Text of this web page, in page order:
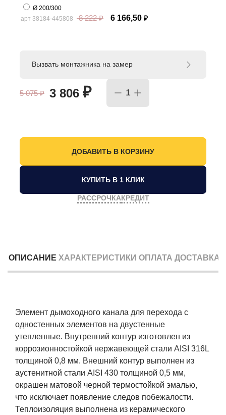
Ø 200/300
арт 38184-445808 8 222₽ 6 166,50 ₽
5 075₽ 3 806 ₽
Вызвать монтажника на замер
КУПИТЬ В 1 КЛИК
РАССРОЧКАКРЕДИТ
ОПИСАНИЕ ХАРАКТЕРИСТИКИ ОПЛАТА ДОСТАВКА
Элемент дымоходного канала для перехода с
одностенных элементов на двустенные
утепленные. Внутренний контур изготовлен из
коррозионностойкой нержавеющей стали AISI 316L
толщиной 0,8 мм. Внешний контур выполнен из
аустенитной стали AISI 430 толщиной 0,5 мм,
окрашен матовой черной термостойкой эмалью,
что исключает появление следов побежалости.
Теплоизоляция выполнена из керамического